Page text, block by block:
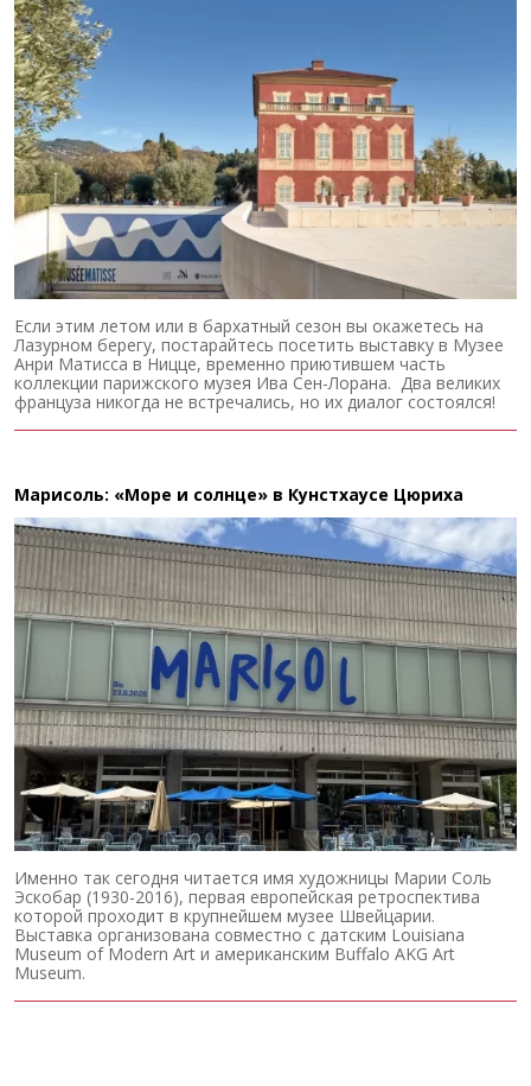
Если этим летом или в бархатный сезон вы окажетесь на
Лазурном берегу, постарайтесь посетить выставку в Музее
Анри Матисса в Ницце, временно приютившем часть
коллекции парижского музея Ива Сен-Лорана. Два великих
француза никогда не встречались, но их диалог состоялся!
Марисоль: «Море и солнце» в Кунстхаусе Цюриха
Именно так сегодня читается имя художницы Марии Соль
Эскобар (1930-2016), первая европейская ретроспектива
которой проходит в крупнейшем музее Швейцарии.
Выставка организована совместно с датским Louisiana
Museum of Modern Art и американским Buffalo AKG Art
Museum.